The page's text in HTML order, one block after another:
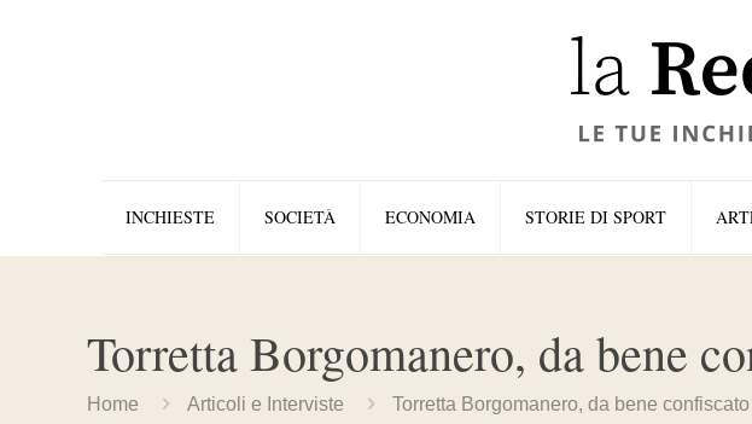
INCHIESTE SOCIETÀ ECONOMIA STORIE DI SPORT
Torretta Borgomanero, da bene
Home Articoli e Interviste Torretta Borgomanero, da bene